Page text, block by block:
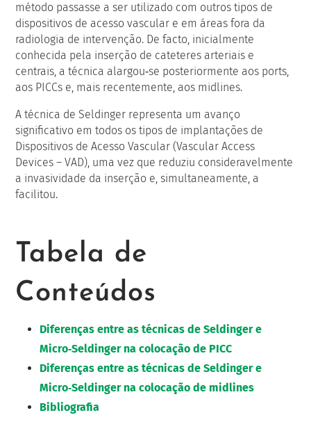
método passasse a ser utilizado com outros tipos de
dispositivos de acesso vascular e em áreas fora da
radiologia de intervenção. De facto, inicialmente
conhecida pela inserção de cateteres arteriais e
centrais, a técnica alargou‑se posteriormente aos ports,
aos PICCs e, mais recentemente, aos midlines.
A técnica de Seldinger representa um avanço
significativo em todos os tipos de implantações de
Dispositivos de Acesso Vascular (Vascular Access
Devices – VAD), uma vez que reduziu consideravelmente
a invasividade da inserção e, simultaneamente, a
facilitou.
Tabela de
Conteúdos
Diferenças entre as técnicas de Seldinger e
Micro‑Seldinger na colocação de PICC
Diferenças entre as técnicas de Seldinger e
Micro‑Seldinger na colocação de midlines
Bibliografia